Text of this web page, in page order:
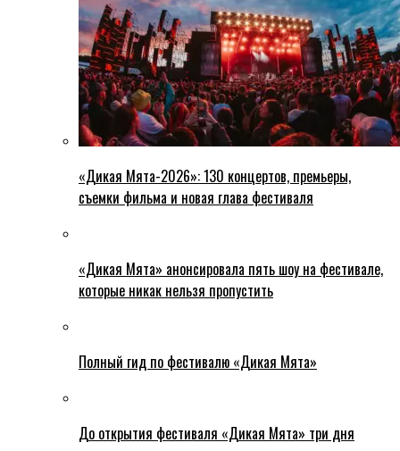
«Дикая Мята-2026»: 130 концертов, премьеры,
съемки фильма и новая глава фестиваля
«Дикая Мята» анонсировала пять шоу на фестивале,
которые никак нельзя пропустить
Полный гид по фестивалю «Дикая Мята»
До открытия фестиваля «Дикая Мята» три дня